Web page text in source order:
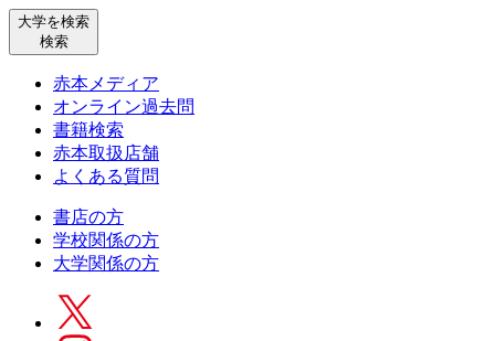
大学を検索
検索
赤本メディア
オンライン過去問
書籍検索
赤本取扱店舗
よくある質問
書店の方
学校関係の方
大学関係の方